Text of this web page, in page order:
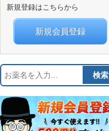
新規登録はこちらから
新規会員登録
検索